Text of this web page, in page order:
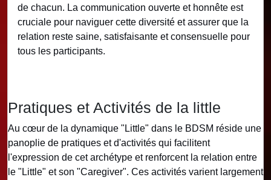
de chacun. La communication ouverte et honnête est
cruciale pour naviguer cette diversité et assurer que la
relation reste saine, satisfaisante et consensuelle pour
tous les participants.
Pratiques et Activités de la little
Au cœur de la dynamique "Little" dans le BDSM réside une
panoplie de pratiques et d'activités qui facilitent
l'expression de cet archétype et renforcent la relation entre
le "Little" et son "Caregiver". Ces activités varient largement